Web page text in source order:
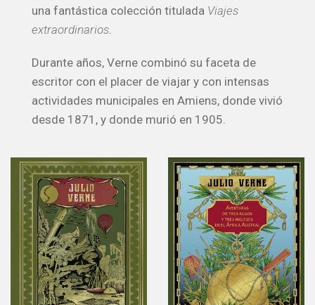
una fantástica colección titulada Viajes
extraordinarios.
Durante años, Verne combinó su faceta de
escritor con el placer de viajar y con intensas
actividades municipales en Amiens, donde vivió
desde 1871, y donde murió en 1905.